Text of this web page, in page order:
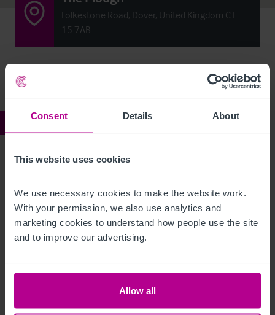
Consent Details About
This website uses cookies
We use necessary cookies to make the website work.
With your permission, we also use analytics and
marketing cookies to understand how people use the site
and to improve our advertising.
Allow all
Folkestone Road, Dover, United Kingdom CT
15 7AB
Ref:4256485
The Plough
Beschreibung
Click Here For Access to the Data Room